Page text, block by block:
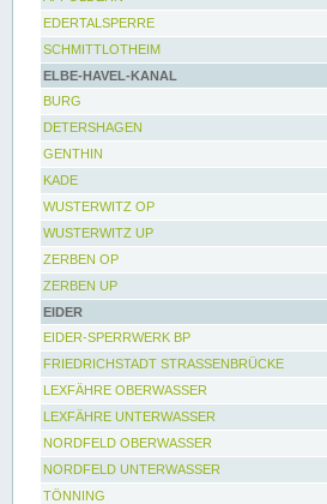
EDERTALSPERRE
SCHMITTLOTHEIM
ELBE-HAVEL-KANAL
BURG
DETERSHAGEN
GENTHIN
KADE
WUSTERWITZ OP
WUSTERWITZ UP
ZERBEN OP
ZERBEN UP
EIDER
EIDER-SPERRWERK BP
FRIEDRICHSTADT STRASSENBRÜCKE
LEXFÄHRE OBERWASSER
LEXFÄHRE UNTERWASSER
NORDFELD OBERWASSER
NORDFELD UNTERWASSER
TÖNNING